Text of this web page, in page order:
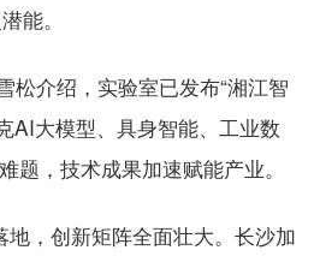
能。
介绍，实验室已发布“湘江智
AI大模型、具身智能、工业数
题，技术成果加速赋能产业。
，创新矩阵全面壮大。长沙加